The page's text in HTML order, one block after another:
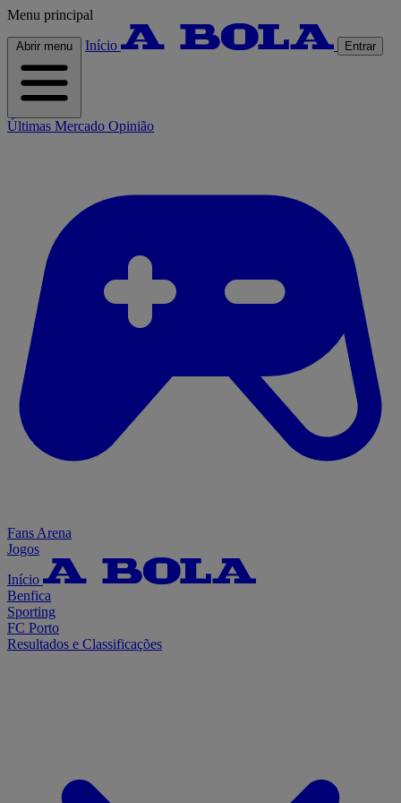
Menu principal
Abrir menu Início Entrar
Últimas Mercado Opinião
Fans Arena
Jogos
Início
Benfica
Sporting
FC Porto
Resultados e Classificações